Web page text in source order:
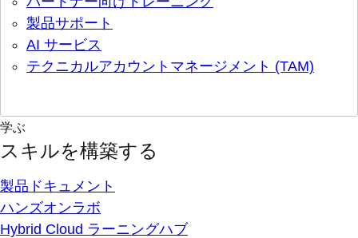
製品サポート
AI サービス
テクニカルアカウントマネージメント (TAM)
学ぶ
スキルを構築する
製品ドキュメント
ハンズオンラボ
Hybrid Cloud ラーニングハブ